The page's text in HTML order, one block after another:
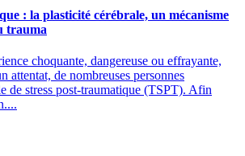
: la plasticité cérébrale, un mécanisme
trauma
choquante, dangereuse ou effrayante,
attentat, de nombreuses personnes
de stress post-traumatique (TSPT). Afin